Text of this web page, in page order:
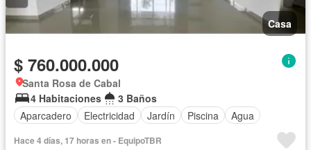
Casa
$ 760.000.000
Santa Rosa de Cabal
4 Habitaciones
3 Baños
Aparcadero
Electricidad Jardín Piscina Agua
Hace 4 días, 17 horas en - EquipoTBR